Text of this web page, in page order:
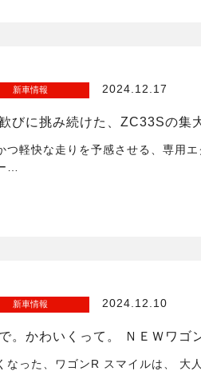
新車情報 2024.12.17
びに挑み続けた、ZC33Sの集
つ軽快な走りを予感させる、専用
…
新車情報 2024.12.10
。かわいくって。 ＮＥＷワゴ
なった、ワゴンR スマイルは、 大